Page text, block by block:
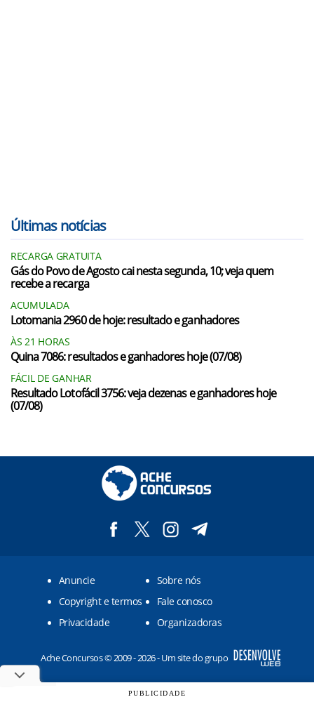
Últimas notícias
RECARGA GRATUITA
Gás do Povo de Agosto cai nesta segunda, 10; veja quem
recebe a recarga
ACUMULADA
Lotomania 2960 de hoje: resultado e ganhadores
ÀS 21 HORAS
Quina 7086: resultados e ganhadores hoje (07/08)
FÁCIL DE GANHAR
Resultado Lotofácil 3756: veja dezenas e ganhadores hoje
(07/08)
Anuncie
Sobre nós
Copyright e termos
Fale conosco
Privacidade
Organizadoras
Ache Concursos © 2009 - 2026 - Um site do grupo
PUBLICIDADE